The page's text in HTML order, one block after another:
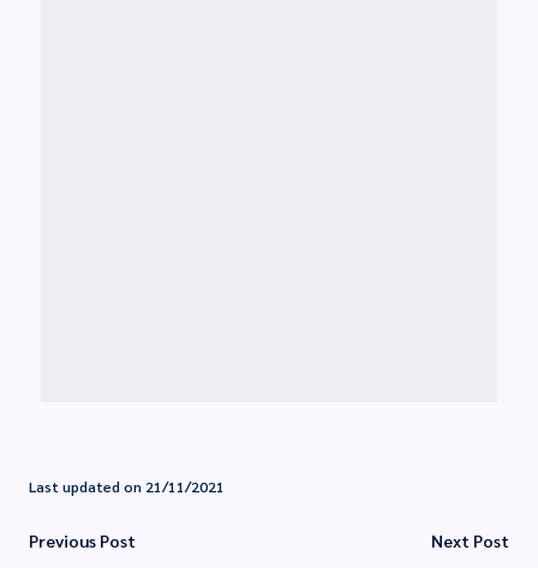
Last updated on 21/11/2021
Previous Post Next Post